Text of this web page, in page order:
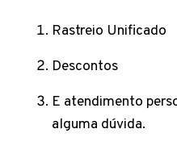
Rastreio Unificado
Descontos
E atendimento
alguma dúvida.